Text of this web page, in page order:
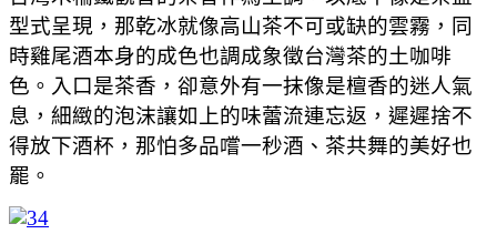
型式呈現，那乾冰就像高山茶不可或缺的雲霧，同
時雞尾酒本身的成色也調成象徵台灣茶的⼟咖啡
⾊。入口是茶香，卻意外有一抹像是檀香的迷人氣
息，細緻的泡沫讓如上的味蕾流連忘返，遲遲捨不
得放下酒杯，那怕多品嚐一秒酒、茶共舞的美好也
罷。